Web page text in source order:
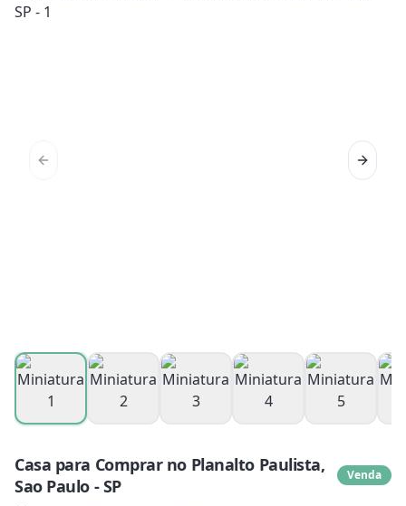
Previous slide Next
Casa para Comprar no Planalto Paulista,
Sao Paulo - SP
Venda